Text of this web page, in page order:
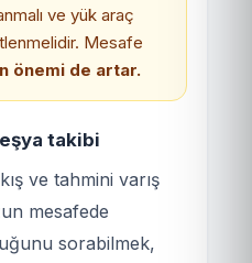
ve yük araç
Mesafe
önemi de artar.
takibi
ve tahmini varış
mesafede
sorabilmek,